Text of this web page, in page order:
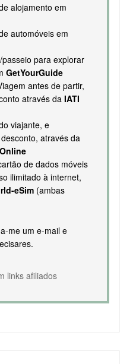
alojamento em
automóveis em
para explorar
GetYourGuide
antes de partir,
através da IATI
viajante, e
através da
de dados móveis
ilimitado à internet,
eSim(ambas
me um e-mail e
links afiliados